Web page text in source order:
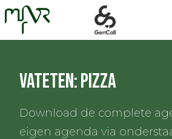
Vateten: Pizza
Download de complete
eigen agenda via